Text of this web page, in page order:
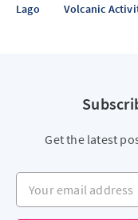
Lago
Volcanic
Get the latest
Your email address